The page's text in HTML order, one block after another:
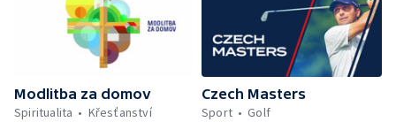
Modlitba za domov
Spiritualita
Křesťanství
Czech Masters
Sport
Golf